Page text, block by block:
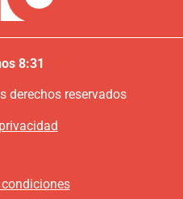
8:31
derechos reservados